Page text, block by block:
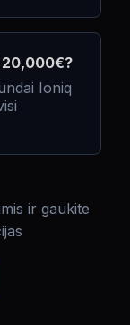
20,000€?
Ioniq
ir gaukite